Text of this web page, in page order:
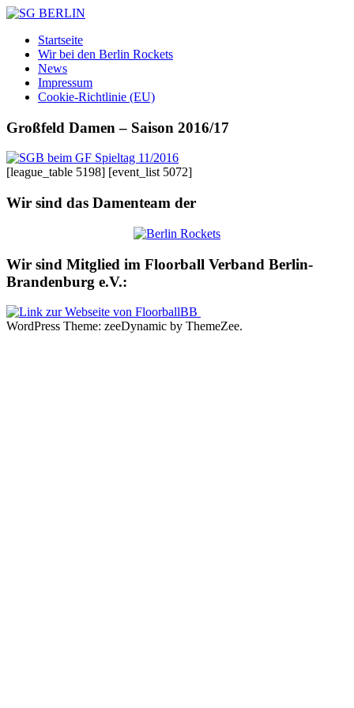
Zum
springen
BERLIN
DAMEN
FLOORBALL
TEAM
Startseite
Wir bei den Berlin Rockets
News
Impressum
Cookie-Richtlinie (EU)
Großfeld Damen – Saison 2016/17
[league_table 5198] [event_list 5072]
Wir sind das Damenteam der
Wir sind Mitglied im Floorball Verband Berlin-
Brandenburg e.V.:
WordPress Theme: zeeDynamic by ThemeZee.